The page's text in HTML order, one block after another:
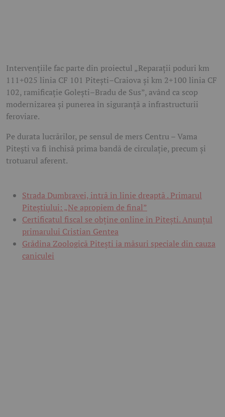
Intervențiile fac parte din proiectul „Reparații poduri km
111+025 linia CF 101 Pitești–Craiova și km 2+100 linia CF
102, ramificație Golești–Bradu de Sus”, având ca scop
modernizarea și punerea în siguranță a infrastructurii
feroviare.
Pe durata lucrărilor, pe sensul de mers Centru – Vama
Pitești va fi închisă prima bandă de circulație, precum și
trotuarul aferent.
Strada Dumbravei, intră în linie dreaptă . Primarul
Piteștiului: „Ne apropiem de final”
Certificatul fiscal se obține online în Pitești. Anunțul
primarului Cristian Gentea
Grădina Zoologică Pitești ia măsuri speciale din cauza
caniculei